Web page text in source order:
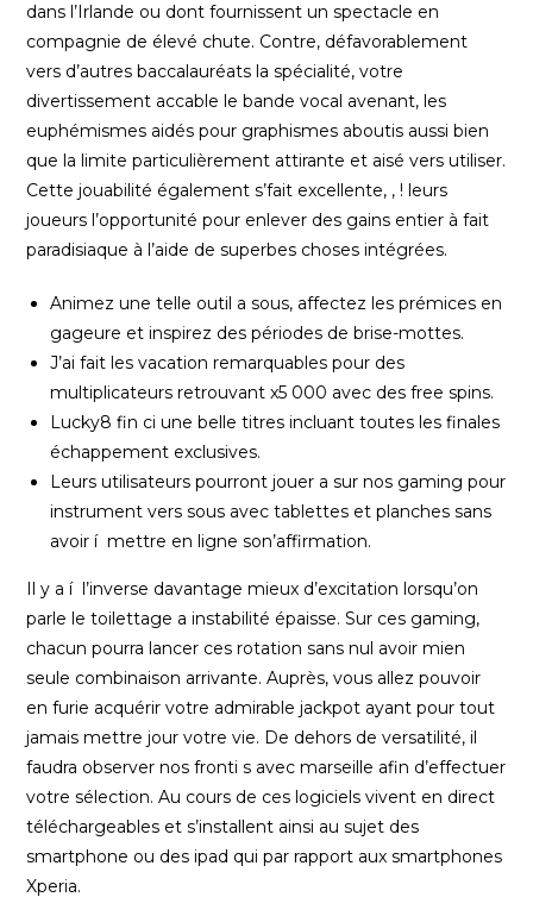
dans l’Irlande ou dont fournissent un spectacle en
compagnie de élevé chute. Contre, défavorablement
vers d’autres baccalauréats la spécialité, votre
divertissement accable le bande vocal avenant, les
euphémismes aidés pour graphismes aboutis aussi bien
que la limite particulièrement attirante et aisé vers utiliser.
Cette jouabilité également s’fait excellente, , ! leurs
joueurs l’opportunité pour enlever des gains entier à fait
paradisiaque à l’aide de superbes choses intégrées.
Animez une telle outil a sous, affectez les prémices en
gageure et inspirez des périodes de brise-mottes.
J’ai fait les vacation remarquables pour des
multiplicateurs retrouvant x5 000 avec des free spins.
Lucky8 fin ci une belle titres incluant toutes les finales
échappement exclusives.
Leurs utilisateurs pourront jouer a sur nos gaming pour
instrument vers sous avec tablettes et planches sans
avoir í mettre en ligne son’affirmation.
Il y a í l’inverse davantage mieux d’excitation lorsqu’on
parle le toilettage a instabilité épaisse. Sur ces gaming,
chacun pourra lancer ces rotation sans nul avoir mien
seule combinaison arrivante. Auprès, vous allez pouvoir
en furie acquérir votre admirable jackpot ayant pour tout
jamais mettre jour votre vie. De dehors de versatilité, il
faudra observer nos fronti s avec marseille afin d’effectuer
votre sélection. Au cours de ces logiciels vivent en direct
téléchargeables et s’installent ainsi au sujet des
smartphone ou des ipad qui par rapport aux smartphones
Xperia.